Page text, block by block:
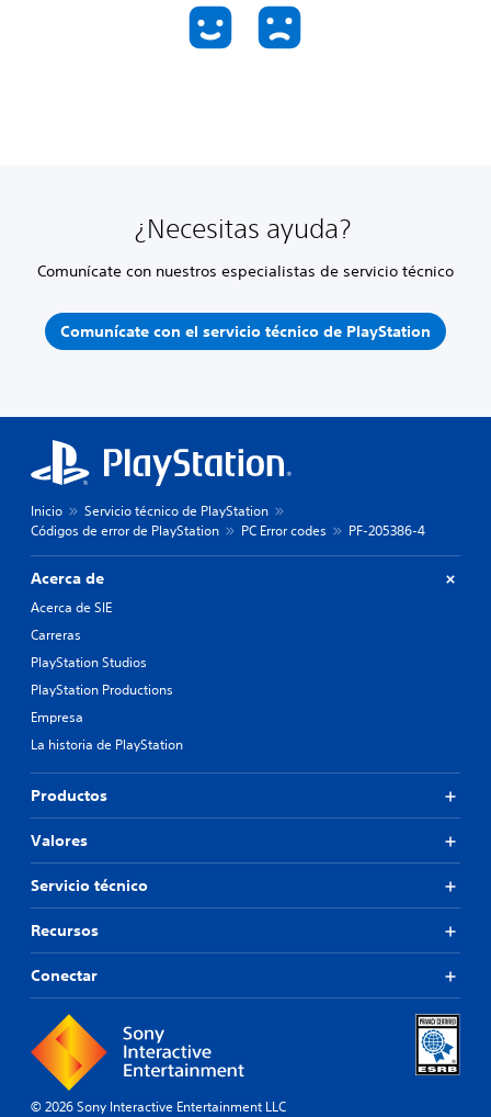
¿Necesitas ayuda?
Comunícate con nuestros especialistas de servicio técnico
Comunícate con el servicio técnico de PlayStation
Inicio
Servicio técnico de PlayStation
Códigos de error de PlayStation
PC Error codes PF-205386-4
Acerca de
Acerca de SIE
Carreras
PlayStation Studios
PlayStation Productions
Empresa
La historia de PlayStation
Productos
Valores
Servicio técnico
Recursos
Conectar
© 2026 Sony Interactive Entertainment LLC